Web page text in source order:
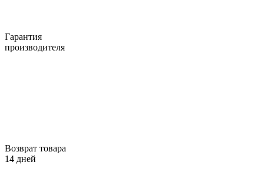
Гарантия
производителя
Возврат товара
14 дней